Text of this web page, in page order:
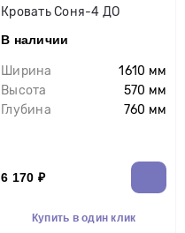
Кровать Соня-4 ДО
В наличии
Ширина
1610 мм
Высота
570 мм
Глубина
760 мм
6 170 ₽
Купить в один клик